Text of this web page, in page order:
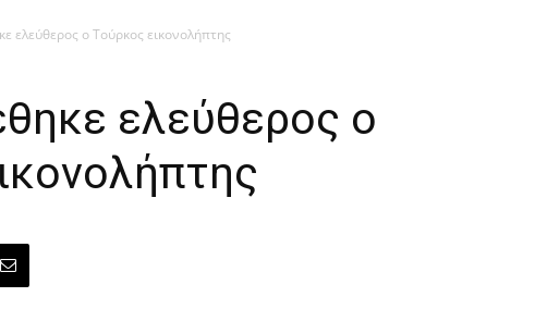
ελεύθερος ο Τούρκος εικονολήπτης
ελεύθερος ο